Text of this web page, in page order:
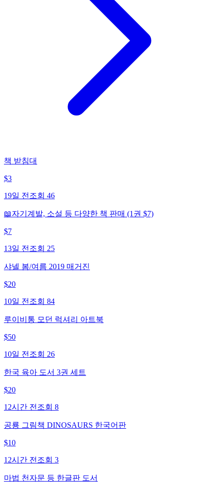
책 받침대
$3
19일 전 조회 46
📖자기계발, 소설 등 다양한 책 판매 (1권 $7)
$7
13일 전 조회 25
샤넬 봄/여름 2019 매거진
$20
10일 전 조회 84
루이비통 모던 럭셔리 아트북
$50
10일 전 조회 26
한국 육아 도서 3권 세트
$20
12시간 전 조회 8
공룡 그림책 DINOSAURS 한국어판
$10
12시간 전 조회 3
마법 천자문 등 한글판 도서